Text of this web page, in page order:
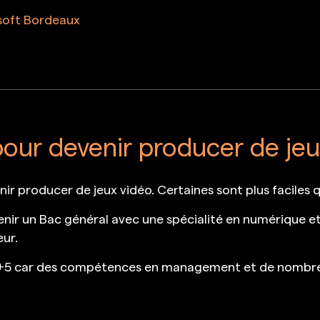
Bordeaux
devenir producer de
producer de jeux vidéo. Certaines sont plus faciles
un Bac général avec une spécialité en numérique
car des compétences en management et de